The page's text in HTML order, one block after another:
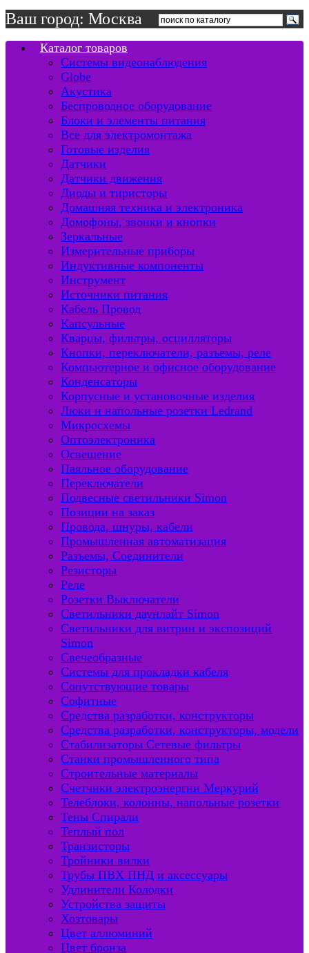
Ваш город: Москва
Каталог товаров
Системы видеонаблюдения
Globe
Акустика
Беспроводное оборудование
Блоки и элементы питания
Все для электромонтажа
Готовые изделия
Датчики
Датчики движения
Диоды и тиристоры
Домашняя техника и электроника
Домофоны, звонки и кнопки
Зеркальные
Измерительные приборы
Индуктивные компоненты
Инструмент
Источники питания
Кабель Провод
Капсульные
Кварцы, фильтры, осцилляторы
Кнопки, переключатели, разъемы, реле
Компьютерное и офисное оборудование
Конденсаторы
Корпусные и установочные изделия
Люки и напольные розетки Ledrand
Микросхемы
Оптоэлектроника
Освещение
Паяльное оборудование
Переключатели
Подвесные светильники Simon
Позиции на заказ
Провода, шнуры, кабели
Промышленная автоматизация
Разъемы, Соединители
Резисторы
Реле
Розетки Выключатели
Светильники даунлайт Simon
Светильники для витрин и экспозиций
Simon
Свечеобразные
Системы для прокладки кабеля
Сопутствующие товары
Софитные
Средства разработки, конструкторы
Средства разработки, конструкторы, модели
Стабилизаторы Сетевые фильтры
Станки промышленного типа
Строительные материалы
Счетчики электроэнергии Меркурий
Телеблоки, колонны, напольные розетки
Тены Спирали
Теплый пол
Транзисторы
Тройники вилки
Трубы ПВХ ПНД и аксессуары
Удлинители Колодки
Устройства защиты
Хозтовары
Цвет аллюминий
Цвет бронза